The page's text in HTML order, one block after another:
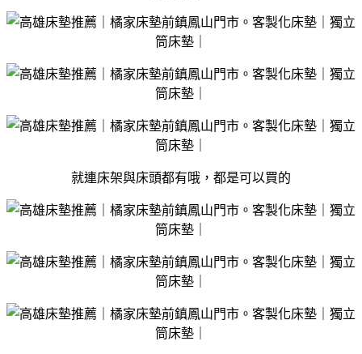
就連床架與床頭都有哦，都是可以買的